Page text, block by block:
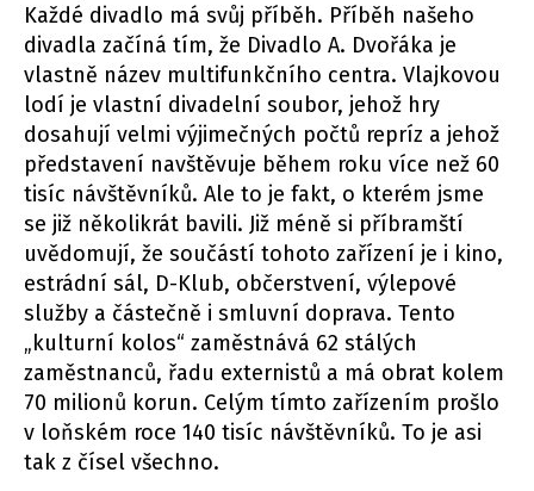
Každé divadlo má svůj příběh. Příběh našeho
divadla začíná tím, že Divadlo A. Dvořáka je
vlastně název multifunkčního centra. Vlajkovou
lodí je vlastní divadelní soubor, jehož hry
dosahují velmi výjimečných počtů repríz a jehož
představení navštěvuje během roku více než 60
tisíc návštěvníků. Ale to je fakt, o kterém jsme
se již několikrát bavili. Již méně si příbramští
uvědomují, že součástí tohoto zařízení je i kino,
estrádní sál, D-Klub, občerstvení, výlepové
služby a částečně i smluvní doprava. Tento
„kulturní kolos“ zaměstnává 62 stálých
zaměstnanců, řadu externistů a má obrat kolem
70 milionů korun. Celým tímto zařízením prošlo
v loňském roce 140 tisíc návštěvníků. To je asi
tak z čísel všechno.